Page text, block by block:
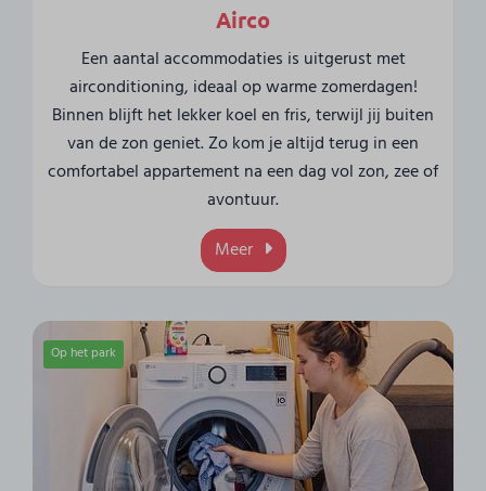
Airco
Een aantal accommodaties is uitgerust met
airconditioning, ideaal op warme zomerdagen!
Binnen blijft het lekker koel en fris, terwijl jij buiten
van de zon geniet. Zo kom je altijd terug in een
comfortabel appartement na een dag vol zon, zee of
avontuur.
Meer
Op het park